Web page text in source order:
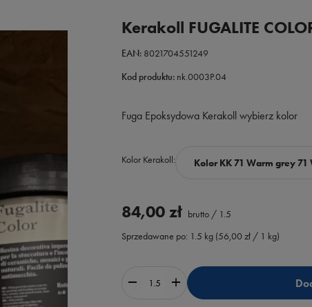
Kerakoll FUGALITE
EAN: 8021704551249
Kod produktu: nk.0003P.04
Fuga Epoksydowa Kerakoll wybierz kolor
Kolor Kerakoll Kolor KK 71 Warm grey 71
84,00 zł brutto / 1.5
Sprzedawane po: 1.5 kg (56,00 zł / 1 kg)